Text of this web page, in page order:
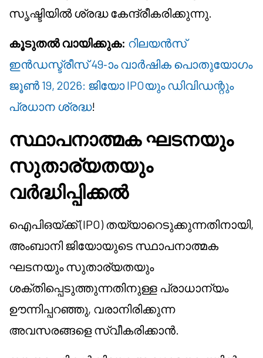
സൃഷ്ടിയിൽ ശ്രദ്ധ കേന്ദ്രീകരിക്കുന്നു.
കൂടുതൽ വായിക്കുക: റിലയൻസ്
ഇൻഡസ്ട്രീസ് 49-ാം വാർഷിക പൊതുയോഗം
ജൂൺ 19, 2026: ജിയോ IPOയും ഡിവിഡന്റും
പ്രധാന ശ്രദ്ധ!
സ്ഥാപനാത്മക ഘടനയും
സുതാര്യതയും
വർദ്ധിപ്പിക്കൽ
ഐപിഒയ്ക്ക് (IPO) തയ്യാറെടുക്കുന്നതിനായി,
അംബാനി ജിയോയുടെ സ്ഥാപനാത്മക
ഘടനയും സുതാര്യതയും
ശക്തിപ്പെടുത്തുന്നതിനുള്ള പ്രാധാന്യം
ഊന്നിപ്പറഞ്ഞു, വരാനിരിക്കുന്ന
അവസരങ്ങളെ സ്വീകരിക്കാൻ.